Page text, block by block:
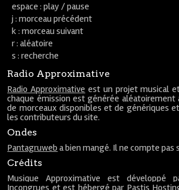
espace : play / pause
j : morceau précédent
k : morceau suivant
r : aléatoire
s : recherche
Radio Approximative
Radio Approximative est un projet musical
chaque émission est générée aléatoirement
de morceaux disponibles et de génériques
les contributeurs du site.
Ondes
Pantagruweb a bien mangé. Il ne compte pas
Crédits
Musique Approximative est développé
Incongrues et est hébergé par Pastis